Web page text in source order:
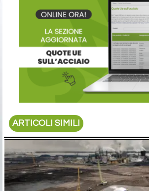
ARTICOLI SIMILI